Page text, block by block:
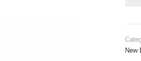
New